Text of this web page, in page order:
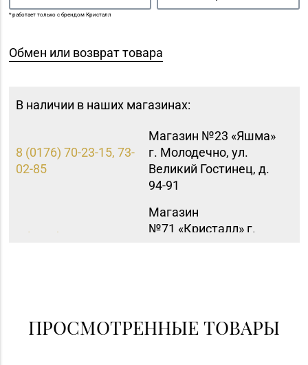
* работает только с брендом Кристалл
Обмен или возврат товара
В наличии в наших магазинах:
8 (0176) 70-23-15, 73-
02-85
Магазин №23 «Яшма»
г. Молодечно, ул.
Великий Гостинец, д.
94-91
8 (0232) 20-19-55, 20-
Магазин
№71 «Кристалл» г.
8 (0152) 39-58-49, 39-
№72 «БЕЛЮВЕЛИРТОРГ»
г. Гродно, пр-т Я.
ПРОСМОТРЕННЫЕ ТОВАРЫ